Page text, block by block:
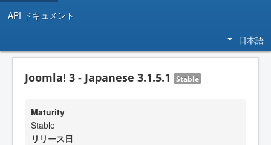
API ドキュメント
日本語
Joomla! 3 - Japanese 3.1.5.1 Stable
Maturity
Stable
リリース日